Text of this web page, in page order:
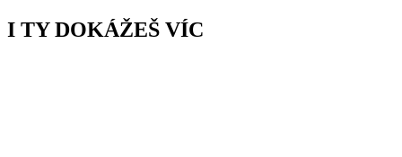
I TY DOKÁŽEŠ VÍC